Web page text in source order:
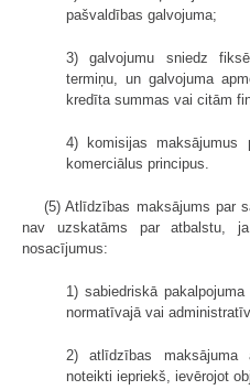
pašvaldības galvojuma;
3) galvojumu sniedz
termiņu, un galvojuma
kredīta summas vai citām
4) komisijas maksājumus
komerciālus principus.
(5) Atlīdzības maksājums par
nav uzskatāms par atbalstu,
nosacījumus:
1) sabiedriskā
normatīvajā vai
2) atlīdzības maksājuma
noteikti iepriekš, ievērojot